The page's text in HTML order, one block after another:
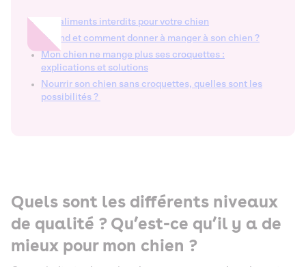
Les aliments interdits pour votre chien
Quand et comment donner à manger à son chien ?
Mon chien ne mange plus ses croquettes :
explications et solutions
Nourrir son chien sans croquettes, quelles sont les
possibilités ?
Quels sont les différents niveaux
de qualité ? Qu’est-ce qu’il y a de
mieux pour mon chien ?